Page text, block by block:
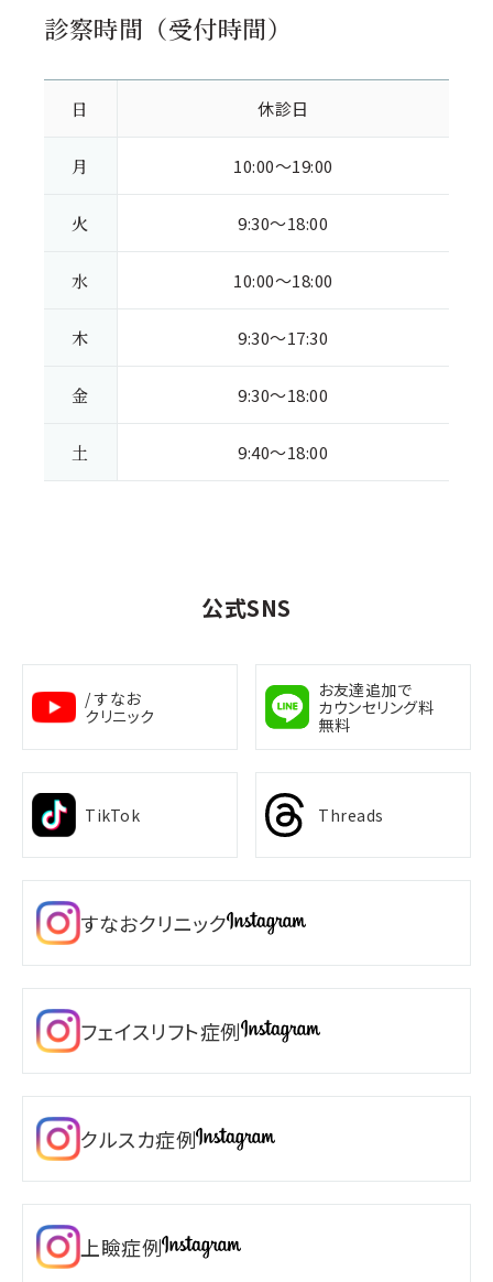
診察時間（受付時間）
日
月
火
水
木
金
土
休診日
10:00～19:00
9:30～18:00
10:00～18:00
9:30～17:30
9:30～18:00
9:40～18:00
公式SNS
/ すなお
クリニック
お友達追加で
カウンセリング料
無料
TikTok Threads
すなおクリニック
フェイスリフト症例
クルスカ症例
上瞼症例